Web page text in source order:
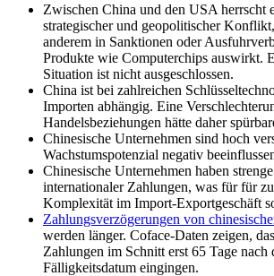
Zwischen China und den USA herrscht
strategischer und geopolitischer
anderem in Sanktionen oder
Produkte wie Computerchips auswirkt.
Situation ist nicht ausgeschlossen.
China ist bei zahlreichen
Importen abhängig. Eine
Handelsbeziehungen hätte daher
Chinesische Unternehmen sind hoch
Wachstumspotenzial negativ
Chinesische Unternehmen haben
internationaler Zahlungen, was für für
Komplexität im Import-Exportgeschäft
Zahlungsverzögerungen von
werden länger. Coface-Daten zeigen,
Zahlungen im Schnitt erst 65 Tage nach
Fälligkeitsdatum eingingen.